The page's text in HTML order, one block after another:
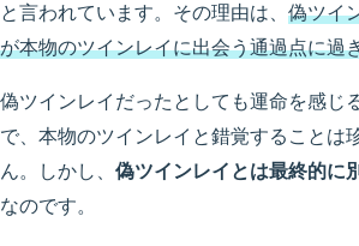
と言われています。その理由は、 偽ツイ
が本物のツインレイに出会う通過点に過
偽ツインレイだったとしても運命を感じ
で、本物のツインレイと錯覚することは
ん。しかし、 偽ツインレイとは最終的に
なのです。